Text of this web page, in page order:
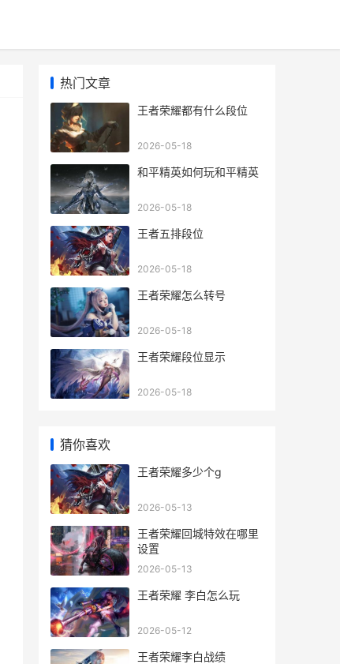
热门文章
王者荣耀都有什么段位
2026-05-18
和平精英如何玩和平精英
2026-05-18
王者五排段位
2026-05-18
王者荣耀怎么转号
2026-05-18
王者荣耀段位显示
2026-05-18
猜你喜欢
王者荣耀多少个g
2026-05-13
王者荣耀回城特效在哪里
设置
2026-05-13
王者荣耀 李白怎么玩
2026-05-12
王者荣耀李白战绩